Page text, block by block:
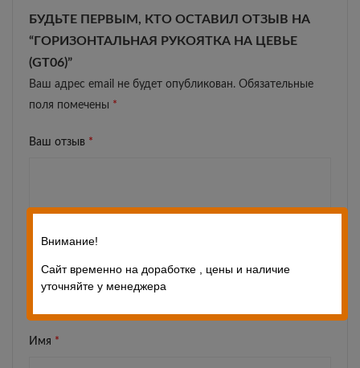
БУДЬТЕ ПЕРВЫМ, КТО ОСТАВИЛ ОТЗЫВ НА
“ГОРИЗОНТАЛЬНАЯ РУКОЯТКА НА ЦЕВЬЕ
(GT06)”
Ваш адрес email не будет опубликован. Обязательные
поля помечены *
Ваш отзыв *
Имя *
Внимание!
Сайт временно на доработке , цены и наличие
уточняйте у менеджера